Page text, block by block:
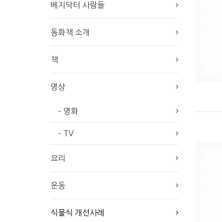
베지닥터 사람들
동화책 소개
책
영상
– 영화
– TV
요리
운동
식물식 개선사례